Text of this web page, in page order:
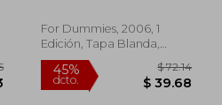
For Dummies, 2006, 1
Edición, Tapa Blanda,
Nuevo